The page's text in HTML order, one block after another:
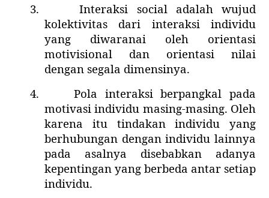
3.
Interaksi social adalah wujud
kolektivitas dari interaksi individu
yang diwaranai oleh orientasi
motivisional dan orientasi nilai
dengan segala dimensinya.
4.
Pola interaksi berpangkal pada
motivasi individu masing-masing. Oleh
karena itu tindakan individu yang
berhubungan dengan individu lainnya
pada asalnya disebabkan adanya
kepentingan yang berbeda antar setiap
individu.